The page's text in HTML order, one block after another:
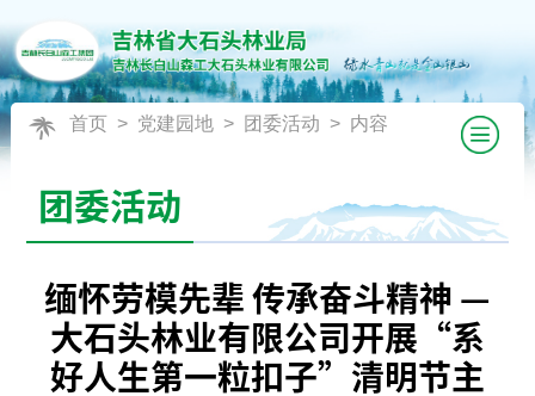
首页> 党建园地> 团委活动 > 内容
团委活动
缅怀劳模先辈 传承奋斗精神 —
大石头林业有限公司开展“系
好人生第一粒扣子”清明节主